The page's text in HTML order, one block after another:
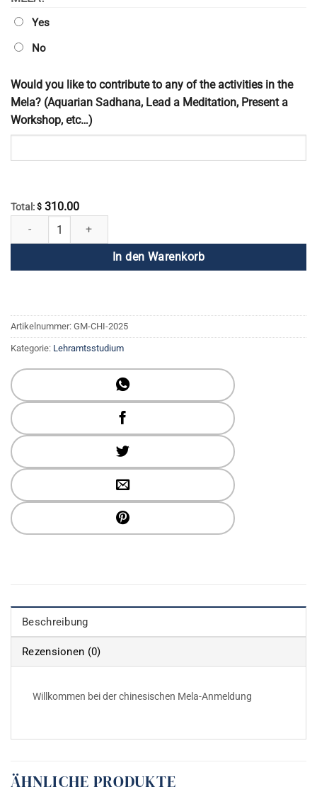
Yes
No
Would you like to contribute to any of the activities in the
Mela? (Aquarian Sadhana, Lead a Meditation, Present a
Workshop, etc…)
Total: $ 310.00
Global Chinese Mela Anmeldung Menge
In den Warenkorb
Artikelnummer: GM-CHI-2025
Kategorie: Lehramtsstudium
Beschreibung
Rezensionen (0)
Willkommen bei der chinesischen Mela-Anmeldung
ÄHNLICHE PRODUKTE